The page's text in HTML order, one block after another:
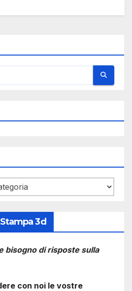
3d
bisogno di risposte sulla
con noi le vostre